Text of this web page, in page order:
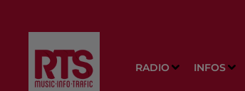
RADIO INFOS